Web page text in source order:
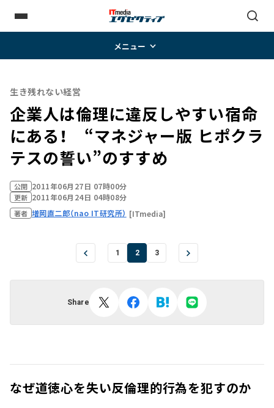
メニュー
生き残れない経営
企業人は倫理に違反しやすい宿命
にある！ “マネジャー版 ヒポクラ
テスの誓い”のすすめ
公開 2011年06月27日 07時00分
更新 2011年06月24日 04時08分
著者 増岡直二郎（nao IT研究所） [ITmedia]
1 2 3
Share
なぜ道徳心を失い反倫理的行為を犯すのか